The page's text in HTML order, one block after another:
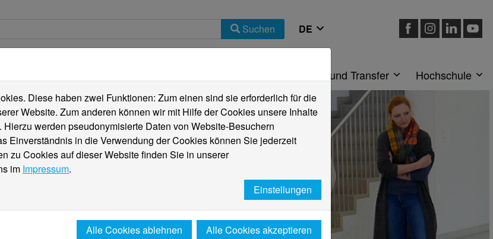
Suchen
Forschung und Transfer Hochschule
Diese haben zwei Funktionen: Zum einen sind sie erforderlich für die
Website. Zum anderen können wir mit Hilfe der Cookies unsere Inhalte
werden pseudonymisierte Daten von Website-Besuchern
Einverständnis in die Verwendung der Cookies können Sie jederzeit
zu Cookies auf dieser Website finden Sie in unserer
im Impressum.
Einstellungen
Alle Cookies ablehnen Alle Cookies akzeptieren